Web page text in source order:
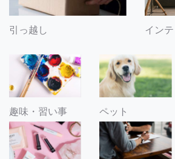
引っ越し イン
趣味・習い事 ペット